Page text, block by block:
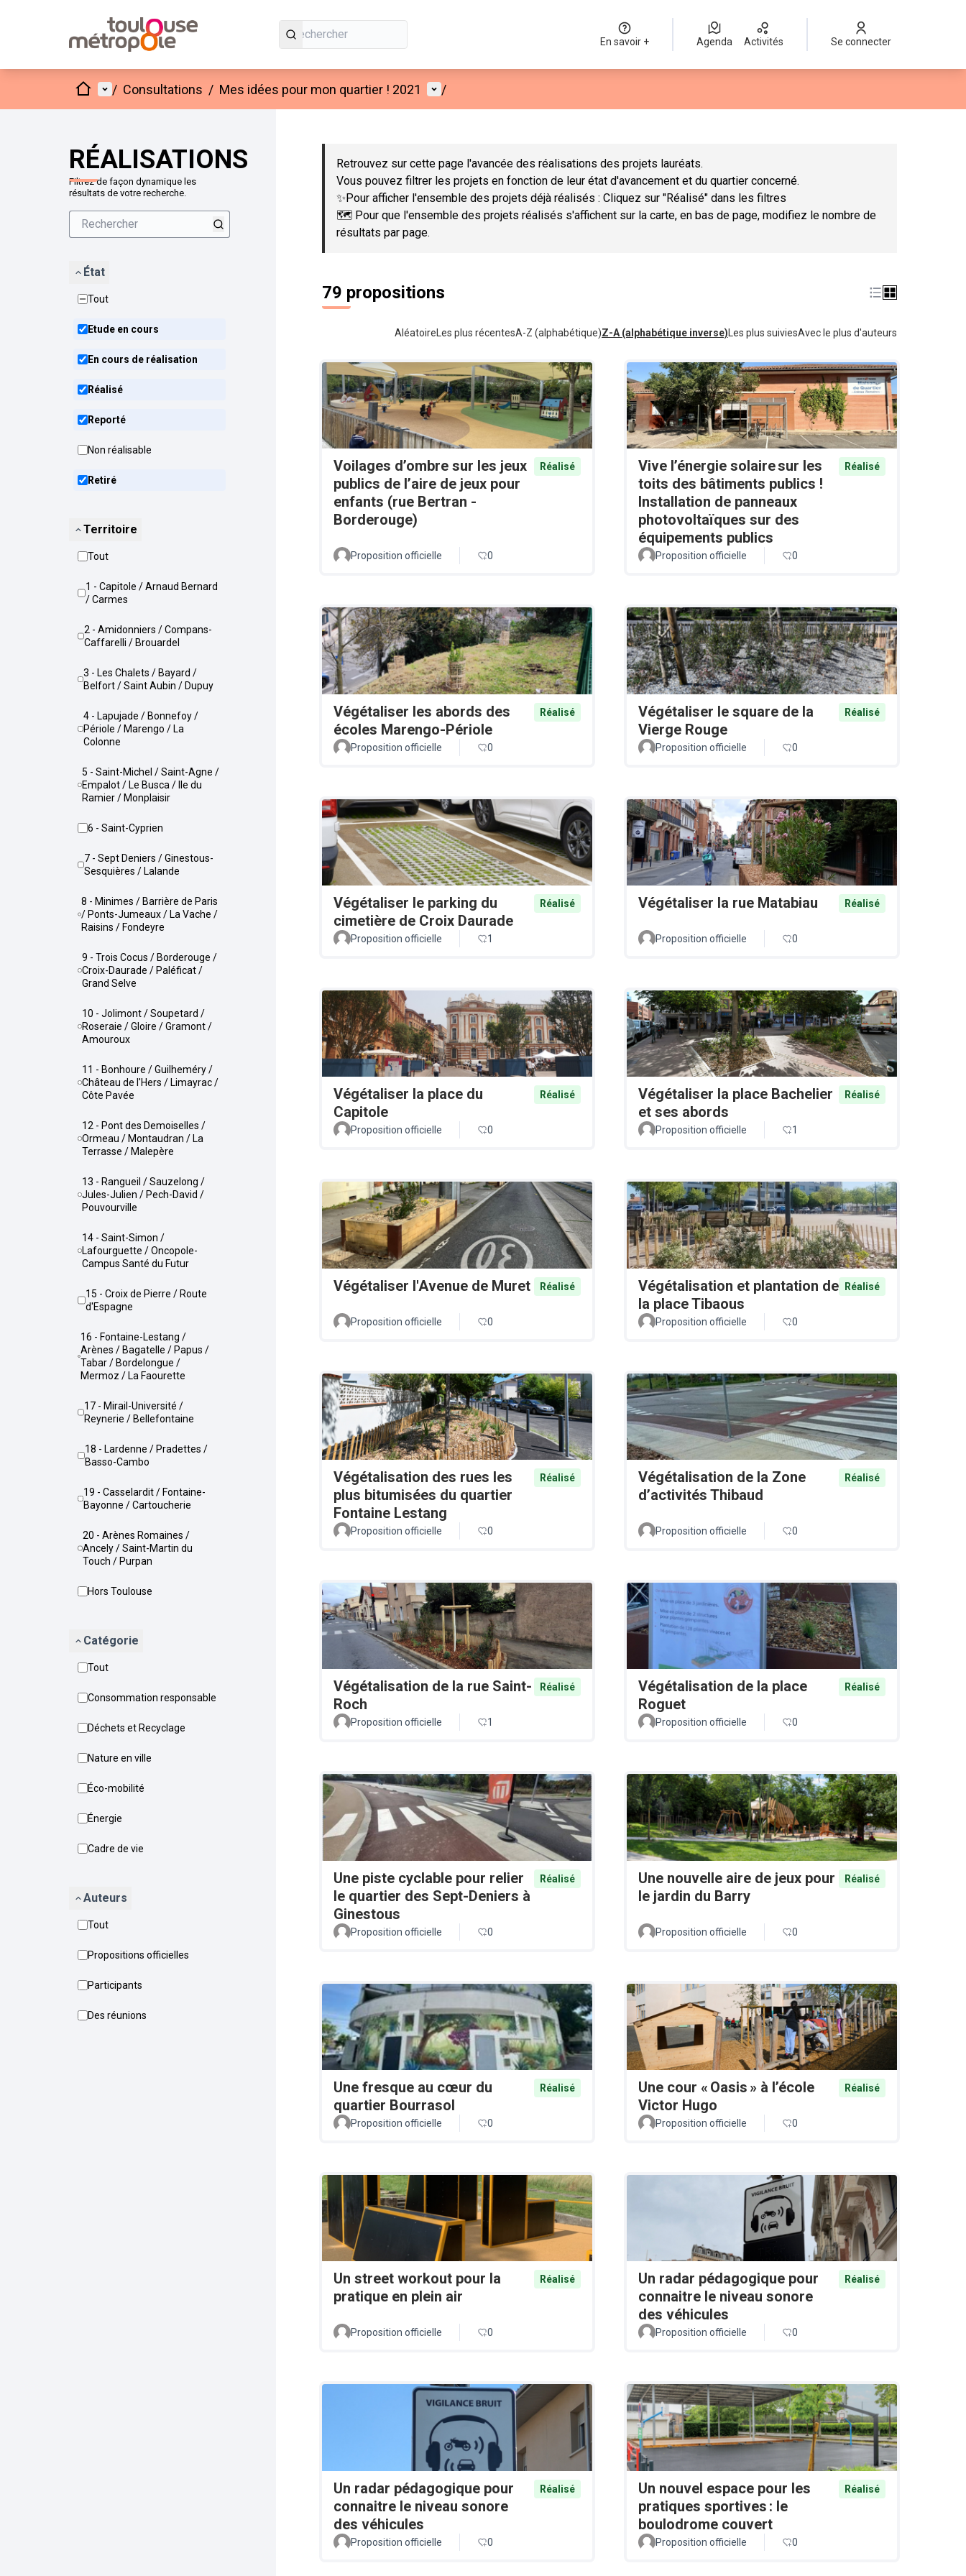
En savoir + Agenda Activités Se connecter
AccueilMenu principal
/ Consultations / Mes idées pour mon quartier ! 2021 Menu utilisateur
/
RÉALISATIONS
Filtrez de façon dynamique les
résultats de votre recherche.
État
Tout
Etude en cours
En cours de réalisation
Réalisé
Reporté
Non réalisable
Retiré
Territoire
Tout
1 - Capitole / Arnaud Bernard
/ Carmes
2 - Amidonniers / Compans-
Caffarelli / Brouardel
3 - Les Chalets / Bayard /
Belfort / Saint Aubin / Dupuy
4 - Lapujade / Bonnefoy /
Périole / Marengo / La
Colonne
5 - Saint-Michel / Saint-Agne /
Empalot / Le Busca / Ile du
Ramier / Monplaisir
6 - Saint-Cyprien
7 - Sept Deniers / Ginestous-
Sesquières / Lalande
8 - Minimes / Barrière de Paris
/ Ponts-Jumeaux / La Vache /
Raisins / Fondeyre
9 - Trois Cocus / Borderouge /
Croix-Daurade / Paléficat /
Grand Selve
10 - Jolimont / Soupetard /
Roseraie / Gloire / Gramont /
Amouroux
11 - Bonhoure / Guilheméry /
Château de l'Hers / Limayrac /
Côte Pavée
12 - Pont des Demoiselles /
Ormeau / Montaudran / La
Terrasse / Malepère
13 - Rangueil / Sauzelong /
Jules-Julien / Pech-David /
Pouvourville
14 - Saint-Simon /
Lafourguette / Oncopole-
Campus Santé du Futur
15 - Croix de Pierre / Route
d'Espagne
16 - Fontaine-Lestang /
Arènes / Bagatelle / Papus /
Tabar / Bordelongue /
Mermoz / La Faourette
17 - Mirail-Université /
Reynerie / Bellefontaine
18 - Lardenne / Pradettes /
Basso-Cambo
19 - Casselardit / Fontaine-
Bayonne / Cartoucherie
20 - Arènes Romaines /
Ancely / Saint-Martin du
Touch / Purpan
Hors Toulouse
Catégorie
Tout
Consommation responsable
Déchets et Recyclage
Nature en ville
Éco-mobilité
Énergie
Cadre de vie
Auteurs
Tout
Propositions officielles
Participants
Des réunions
Passer la carte
Retrouvez sur cette page l'avancée des réalisations des projets lauréats.
Vous pouvez filtrer les projets en fonction de leur état d'avancement et du quartier concerné.
✨Pour afficher l'ensemble des projets déjà réalisés : Cliquez sur "Réalisé" dans les filtres
🗺️ Pour que l'ensemble des projets réalisés s'affichent sur la carte, en bas de page, modifiez le nombre de
résultats par page.
79 propositions
Aléatoire Les plus récentesA-Z (alphabétique)Z-A (alphabétique inverse) Les plus suiviesAvec le plus d'auteurs
Voilages d’ombre sur les jeux
publics de l’aire de jeux pour
enfants (rue Bertran -
Borderouge)
Réalisé
Proposition officielle 0
Vive l’énergie solaire sur les
toits des bâtiments publics !
Installation de panneaux
photovoltaïques sur des
équipements publics
Réalisé
Proposition officielle 0
Végétaliser les abords des
écoles Marengo-Périole
Réalisé
Proposition officielle 0
Végétaliser le square de la
Vierge Rouge
Réalisé
Proposition officielle 0
Végétaliser le parking du
cimetière de Croix Daurade
Réalisé
Proposition officielle 1
Végétaliser la rue Matabiau Réalisé
Proposition officielle 0
Végétaliser la place du
Capitole
Réalisé
Proposition officielle 0
Végétaliser la place Bachelier
et ses abords
Réalisé
Proposition officielle 1
Végétaliser l'Avenue de Muret Réalisé
Proposition officielle 0
Végétalisation et plantation de
la place Tibaous
Réalisé
Proposition officielle 0
Végétalisation des rues les
plus bitumisées du quartier
Fontaine Lestang
Réalisé
Proposition officielle 0
Végétalisation de la Zone
d’activités Thibaud
Réalisé
Proposition officielle 0
Végétalisation de la rue Saint-
Roch
Réalisé
Proposition officielle 1
Végétalisation de la place
Roguet
Réalisé
Proposition officielle 0
Une piste cyclable pour relier
le quartier des Sept-Deniers à
Ginestous
Réalisé
Proposition officielle 0
Une nouvelle aire de jeux pour
le jardin du Barry
Réalisé
Proposition officielle 0
Une fresque au cœur du
quartier Bourrasol
Réalisé
Proposition officielle 0
Une cour « Oasis » à l’école
Victor Hugo
Réalisé
Proposition officielle 0
Un street workout pour la
pratique en plein air
Réalisé
Proposition officielle 0
Un radar pédagogique pour
connaitre le niveau sonore
des véhicules
Réalisé
Proposition officielle 0
Un radar pédagogique pour
connaitre le niveau sonore
des véhicules
Réalisé
Proposition officielle 0
Un nouvel espace pour les
pratiques sportives : le
boulodrome couvert
Réalisé
Proposition officielle 0